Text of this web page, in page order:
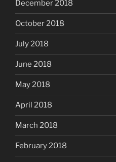
December 2018
October 2018
July 2018
June 2018
May 2018
April 2018
March 2018
February 2018